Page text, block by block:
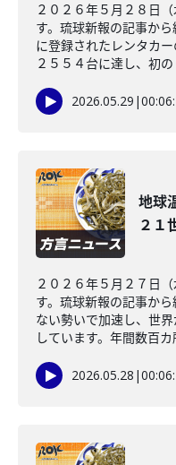
２０２６年５月２８日
す。琉球新報の記事か
に登録されたレンタカ
２５５４台に達し、初
2026.05.29 |
地球
２１
２０２６年５月２７日
す。琉球新報の記事か
ない勢いで加速し、世
しています。年間数百
2026.05.28 |